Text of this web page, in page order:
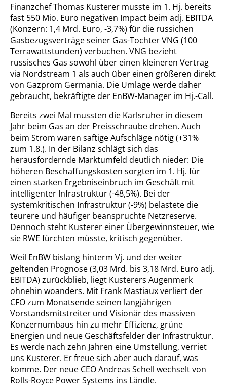
Finanzchef Thomas Kusterer musste im 1. Hj. bereits
fast 550 Mio. Euro negativen Impact beim adj. EBITDA
(Konzern: 1,4 Mrd. Euro, -3,7%) für die russichen
Gasbezugsverträge seiner Gas-Tochter VNG (100
Terrawattstunden) verbuchen. VNG bezieht
russisches Gas sowohl über einen kleineren Vertrag
via Nordstream 1 als auch über einen größeren direkt
von Gazprom Germania. Die Umlage werde daher
gebraucht, bekräftigte der EnBW-Manager im Hj.-Call.
Bereits zwei Mal mussten die Karlsruher in diesem
Jahr beim Gas an der Preisschraube drehen. Auch
beim Strom waren saftige Aufschläge nötig (+31%
zum 1.8.). In der Bilanz schlägt sich das
herausfordernde Marktumfeld deutlich nieder: Die
höheren Beschaffungskosten sorgten im 1. Hj. für
einen starken Ergebniseinbruch im Geschäft mit
intelligenter Infrastruktur (-48,5%). Bei der
systemkritischen Infrastruktur (-9%) belastete die
teurere und häufiger beanspruchte Netzreserve.
Dennoch steht Kusterer einer Übergewinnsteuer, wie
sie RWE fürchten müsste, kritisch gegenüber.
Weil EnBW bislang hinterm Vj. und der weiter
geltenden Prognose (3,03 Mrd. bis 3,18 Mrd. Euro adj.
EBITDA) zurückblieb, liegt Kusterers Augenmerk
ohnehin woanders. Mit Frank Mastiaux verliert der
CFO zum Monatsende seinen langjährigen
Vorstandsmitstreiter und Visionär des massiven
Konzernumbaus hin zu mehr Effizienz, grüne
Energien und neue Geschäftsfelder der Infrastruktur.
Es werde nach zehn Jahren eine Umstellung, verriet
uns Kusterer. Er freue sich aber auch darauf, was
komme. Der neue CEO Andreas Schell wechselt von
Rolls-Royce Power Systems ins Ländle.